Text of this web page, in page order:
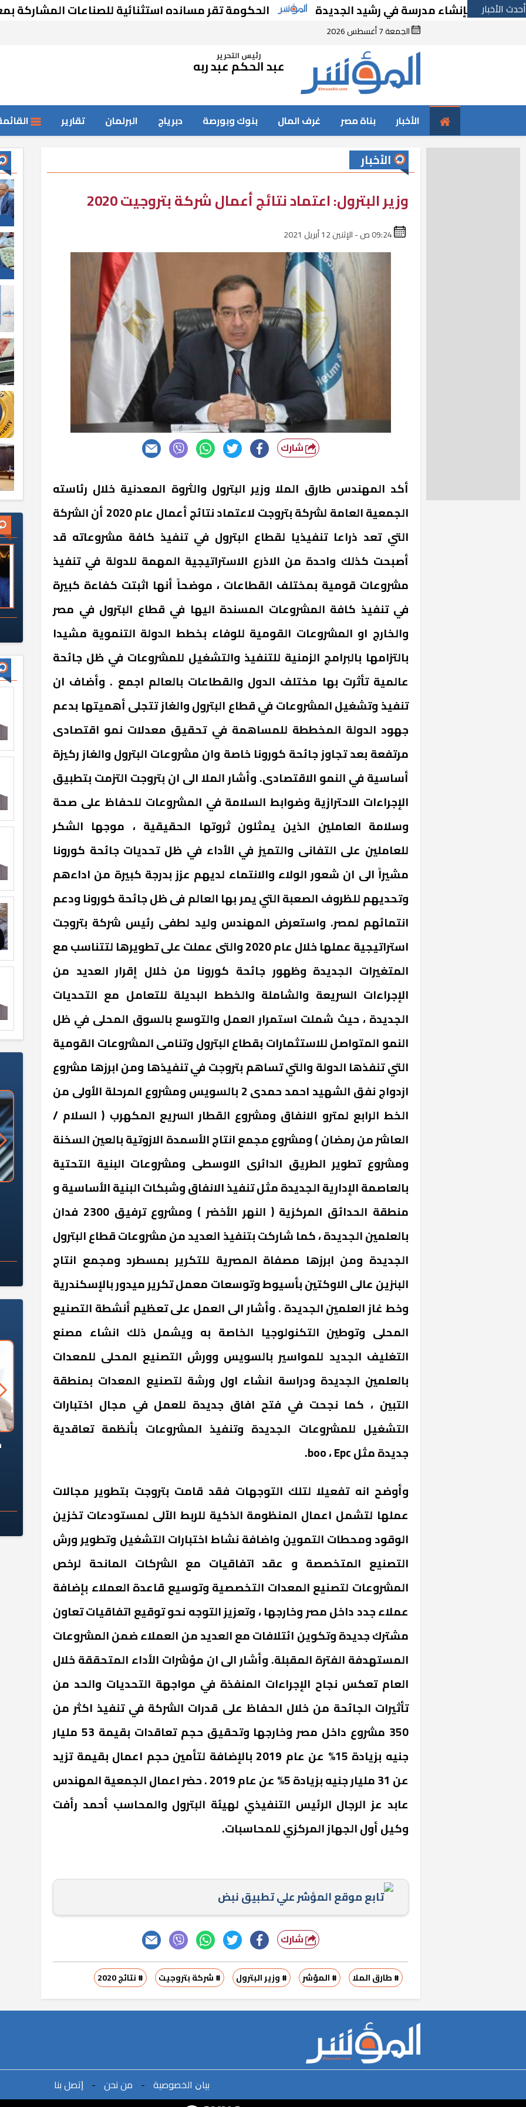
أحدث الأخباربإنشاء مدرسة في رشيد الجديدة الحكومة تقر مسانده استثنائية للصناعات المشاركة بمعرض
الجمعة 7 أغسطس 2026
رئيس التحرير
عبد الحكم عبد ربه
الأخبار بناة مصر غرف المال بنوك وبورصة دبرياج البرلمان تقارير
الأخبار
وزير البترول: اعتماد نتائج أعمال شركة بتروجيت 2020
شارك
أكد المهندس طارق الملا وزير البترول والثروة المعدنية خلال رئاسته
الجمعية العامة لشركة بتروجت لاعتماد نتائج أعمال عام 2020 أن الشركة
التي تعد ذراعا تنفيذيا لقطاع البترول في تنفيذ كافة مشروعاته قد
أصبحت كذلك واحدة من الاذرع الاستراتيجية المهمة للدولة في تنفيذ
مشروعات قومية بمختلف القطاعات ، موضحاً أنها اثبتت كفاءة كبيرة
في تنفيذ كافة المشروعات المسندة اليها في قطاع البترول في مصر
والخارج او المشروعات القومية للوفاء بخطط الدولة التنموية مشيدا
بالتزامها بالبرامج الزمنية للتنفيذ والتشغيل للمشروعات في ظل جائحة
عالمية تأثرت بها مختلف الدول والقطاعات بالعالم اجمع . وأضاف ان
تنفيذ وتشغيل المشروعات في قطاع البترول والغاز تتجلى أهميتها بدعم
جهود الدولة المخططة للمساهمة في تحقيق معدلات نمو اقتصادى
مرتفعة بعد تجاوز جائحة كورونا خاصة وان مشروعات البترول والغاز ركيزة
أساسية في النمو الاقتصادى. وأشار الملا الى ان بتروجت التزمت بتطبيق
الإجراءات الاحترازية وضوابط السلامة في المشروعات للحفاظ على صحة
وسلامة العاملين الذين يمثلون ثروتها الحقيقية ، موجها الشكر
للعاملين على التفانى والتميز في الأداء في ظل تحديات جائحة كورونا
مشيراً الى ان شعور الولاء والانتماء لديهم عزز بدرجة كبيرة من اداءهم
وتحديهم للظروف الصعبة التي يمر بها العالم فى ظل جائحة كورونا ودعم
انتمائهم لمصر. واستعرض المهندس وليد لطفى رئيس شركة بتروجت
استراتيجية عملها خلال عام 2020 والتى عملت على تطويرها لتتناسب مع
المتغيرات الجديدة وظهور جائحة كورونا من خلال إقرار العديد من
الإجراءات السريعة والشاملة والخطط البديلة للتعامل مع التحديات
الجديدة ، حيث شملت استمرار العمل والتوسع بالسوق المحلى في ظل
النمو المتواصل للاستثمارات بقطاع البترول وتنامى المشروعات القومية
التي تنفذها الدولة والتي تساهم بتروجت في تنفيذها ومن ابرزها مشروع
ازدواج نفق الشهيد احمد حمدى 2 بالسويس ومشروع المرحلة الأولى من
الخط الرابع لمترو الانفاق ومشروع القطار السريع المكهرب ( السلام /
العاشر من رمضان ) ومشروع مجمع انتاج الأسمدة الازوتية بالعين السخنة
ومشروع تطوير الطريق الدائرى الاوسطى ومشروعات البنية التحتية
بالعاصمة الإدارية الجديدة مثل تنفيذ الانفاق وشبكات البنية الأساسية و
منطقة الحدائق المركزية ( النهر الأخضر ) ومشروع ترفيق 2300 فدان
بالعلمين الجديدة ، كما شاركت بتنفيذ العديد من مشروعات قطاع البترول
الجديدة ومن ابرزها مصفاة المصرية للتكرير بمسطرد ومجمع انتاج
البنزين عالى الاوكتين بأسيوط وتوسعات معمل تكرير ميدور بالإسكندرية
وخط غاز العلمين الجديدة . وأشار الى العمل على تعظيم أنشطة التصنيع
المحلى وتوطين التكنولوجيا الخاصة به ويشمل ذلك انشاء مصنع
التغليف الجديد للمواسير بالسويس وورش التصنيع المحلى للمعدات
بالعلمين الجديدة ودراسة انشاء اول ورشة لتصنيع المعدات بمنطقة
التبين ، كما نجحت في فتح افاق جديدة للعمل في مجال اختبارات
التشغيل للمشروعات الجديدة وتنفيذ المشروعات بأنظمة تعاقدية
جديدة مثل boo ، Epc.
وأوضح انه تفعيلا لتلك التوجهات فقد قامت بتروجت بتطوير مجالات
عملها لتشمل اعمال المنظومة الذكية للربط الآلى لمستودعات تخزين
الوقود ومحطات التموين واضافة نشاط اختبارات التشغيل وتطوير ورش
التصنيع المتخصصة و عقد اتفاقيات مع الشركات المانحة لرخص
المشروعات لتصنيع المعدات التخصصية وتوسيع قاعدة العملاء بإضافة
عملاء جدد داخل مصر وخارجها ، وتعزيز التوجه نحو توقيع اتفاقيات تعاون
مشترك جديدة وتكوين ائتلافات مع العديد من العملاء ضمن المشروعات
المستهدفة الفترة المقبلة. وأشار الى ان مؤشرات الأداء المتحققة خلال
العام تعكس نجاح الإجراءات المنفذة في مواجهة التحديات والحد من
تأثيرات الجائحة من خلال الحفاظ على قدرات الشركة في تنفيذ اكثر من
350 مشروع داخل مصر وخارجها وتحقيق حجم تعاقدات بقيمة 53 مليار
جنيه بزيادة 15% عن عام 2019 بالإضافة لتأمين حجم اعمال بقيمة تزيد
عن 31 مليار جنيه بزيادة 5% عن عام 2019 . حضر اعمال الجمعية المهندس
عابد عز الرجال الرئيس التنفيذي لهيئة البترول والمحاسب أحمد رأفت
وكيل أول الجهاز المركزي للمحاسبات.
تابع موقع المؤشر علي تطبيق نبض
شارك
# طارق الملا # المؤشر # وزير البترول # شركة بتروجيت # نتائج 2020
«وزارة الآثار»: العُثور على 10 توابيت
خشبية بفناء مقبرة "باكي"
سلامة الغذاء: 285 ألف طن صادرات
غذائية في أسبوع
«المؤشر» يطرح السؤال الصعب: هل
كان اختيار خريج معهد العاشر من
ﺑﻴﺎﻥ اﻟﺨﺼﻮﺻﻴﺔ - ﻣﻦ ﻧﺤﻦ - ﺇﺗﺼﻞ ﺑﻨﺎ